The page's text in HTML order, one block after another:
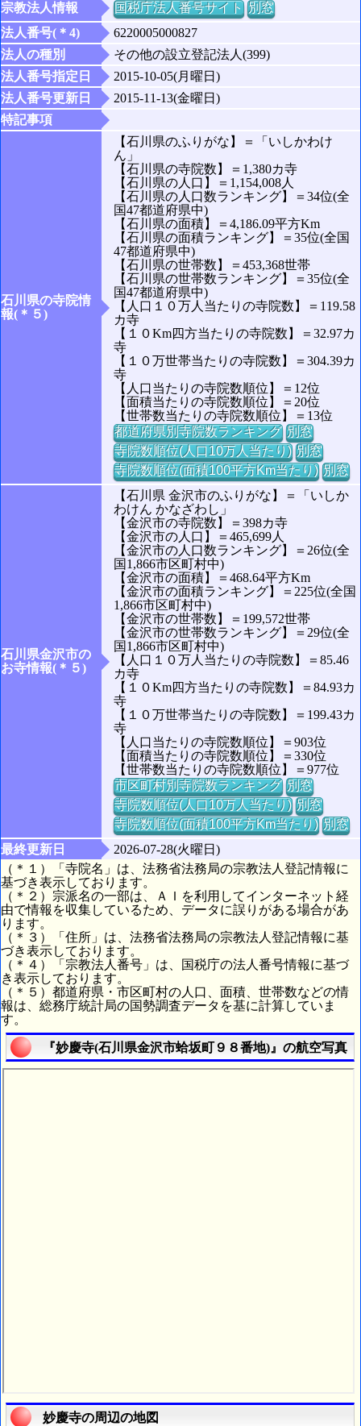
宗教法人情報
国税庁法人番号サイト 別窓
法人番号(＊4)
6220005000827
法人の種別
その他の設立登記法人(399)
法人番号指定日
2015-10-05(月曜日)
法人番号更新日
2015-11-13(金曜日)
特記事項
石川県の寺院情
報(＊５)
【石川県のふりがな】＝「いしかわけ
ん」
【石川県の寺院数】＝1,380カ寺
【石川県の人口】＝1,154,008人
【石川県の人口数ランキング】＝34位(全
国47都道府県中)
【石川県の面積】＝4,186.09平方Km
【石川県の面積ランキング】＝35位(全国
47都道府県中)
【石川県の世帯数】＝453,368世帯
【石川県の世帯数ランキング】＝35位(全
国47都道府県中)
【人口１０万人当たりの寺院数】＝119.58
カ寺
【１０Km四方当たりの寺院数】＝32.97カ
寺
【１０万世帯当たりの寺院数】＝304.39カ
寺
【人口当たりの寺院数順位】＝12位
【面積当たりの寺院数順位】＝20位
【世帯数当たりの寺院数順位】＝13位
都道府県別寺院数ランキング 別窓
寺院数順位(人口10万人当たり) 別窓
寺院数順位(面積100平方Km当たり) 別窓
石川県金沢市の
お寺情報(＊５)
【石川県 金沢市のふりがな】＝「いしか
わけん かなざわし」
【金沢市の寺院数】＝398カ寺
【金沢市の人口】＝465,699人
【金沢市の人口数ランキング】＝26位(全
国1,866市区町村中)
【金沢市の面積】＝468.64平方Km
【金沢市の面積ランキング】＝225位(全国
1,866市区町村中)
【金沢市の世帯数】＝199,572世帯
【金沢市の世帯数ランキング】＝29位(全
国1,866市区町村中)
【人口１０万人当たりの寺院数】＝85.46
カ寺
【１０Km四方当たりの寺院数】＝84.93カ
寺
【１０万世帯当たりの寺院数】＝199.43カ
寺
【人口当たりの寺院数順位】＝903位
【面積当たりの寺院数順位】＝330位
【世帯数当たりの寺院数順位】＝977位
市区町村別寺院数ランキング 別窓
寺院数順位(人口10万人当たり) 別窓
寺院数順位(面積100平方Km当たり) 別窓
最終更新日
2026-07-28(火曜日)
（＊１）「寺院名」は、法務省法務局の宗教法人登記情報に
基づき表示しております。
（＊２）宗派名の一部は、ＡＩを利用してインターネット経
由で情報を収集しているため、データに誤りがある場合があ
ります。
（＊３）「住所」は、法務省法務局の宗教法人登記情報に基
づき表示しております。
（＊４）「宗教法人番号」は、国税庁の法人番号情報に基づ
き表示しております。
（＊５）都道府県・市区町村の人口、面積、世帯数などの情
報は、総務庁統計局の国勢調査データを基に計算していま
す。
『妙慶寺(石川県金沢市蛤坂町９８番地)』の航空写真
妙慶寺の周辺の地図